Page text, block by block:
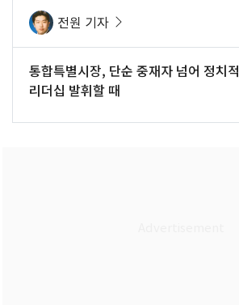
전원 기자
통합특별시장, 단순 중재자 넘어 정치적
리더십 발휘할 때